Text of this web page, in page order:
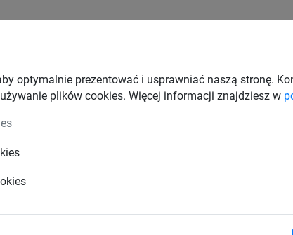
optymalnie prezentować i usprawniać naszą stronę.
plików cookies. Więcej informacji znajdziesz w
SIATKI BUDOWLANE SIATKI
wspinaczkowe
(ø 16 mm)